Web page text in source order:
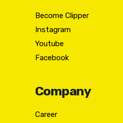
Become Clipper
Instagram
Youtube
Facebook
Company
Career